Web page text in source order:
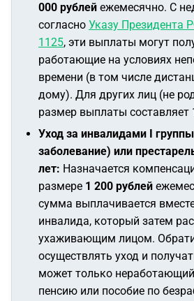
000 рублей ежемесячно. С
согласно Указу Президента
1125, эти выплаты могут
работающие на условиях
времени (в том числе
дому). Для других лиц (не
размер выплаты составляет
Уход за инвалидами I
заболевание) или
лет: Назначается
размере 1 200 рублей
сумма выплачивается
инвалида, который затем
ухаживающим лицом.
осуществлять уход и
может только
пенсию или пособие по